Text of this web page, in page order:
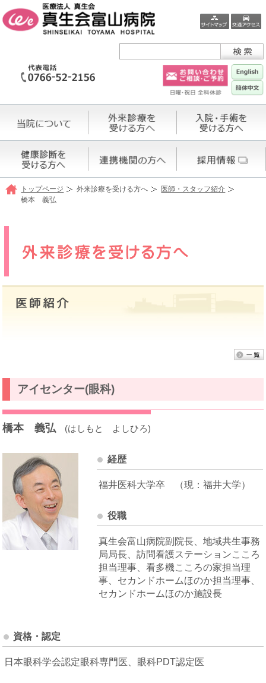
トップページ 外来診療を受ける方へ
医師・スタッフ紹介
橋本 義弘
アイセンター(眼科)
橋本 義弘 (はしもと よしひろ)
経歴
福井医科大学卒 （現：福井大学）
役職
真生会富山病院副院長、地域共生事務
局局長、訪問看護ステーションこころ
担当理事、看多機こころの家担当理
事、セカンドホームほのか担当理事、
セカンドホームほのか施設長
資格・認定
日本眼科学会認定眼科専門医、眼科PDT認定医